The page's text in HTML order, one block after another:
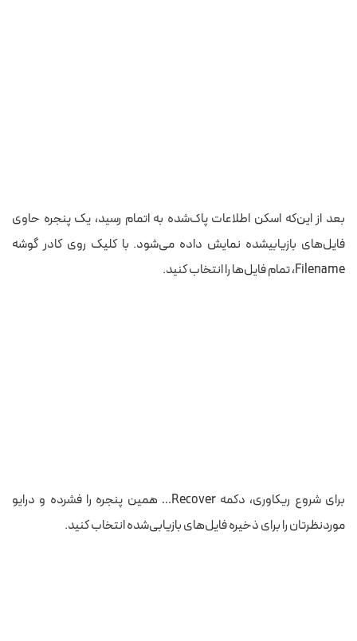
بعد ازاین‌که اسکن اطلاعات پاک‌شده به اتمام رسید، یک پنجره حاوی
فایل‌های بازیابی‎شده
نمایش داده می‌شود. با کلیک روی کادر گوشه
Filename، تمام فایل‌ها را انتخاب کنید.
برای شروع ریکاوری، دکمه Recover… همین پنجره را فشرده و درایو
موردنظرتان را برای ذخیره فایل‌های بازیابی‌شده انتخاب کنید.